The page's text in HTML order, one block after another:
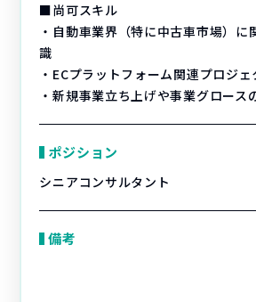
■尚可スキル
・自動車業界（特に中古車市場）に
識
・ECプラットフォーム関連プロジ
・新規事業立ち上げや事業グロース
ポジション
シニアコンサルタント
備考